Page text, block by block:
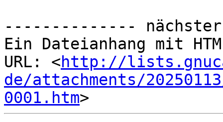
--------------
Ein Dateianhang mit
URL: <http://
de/attachments/
0001.htm